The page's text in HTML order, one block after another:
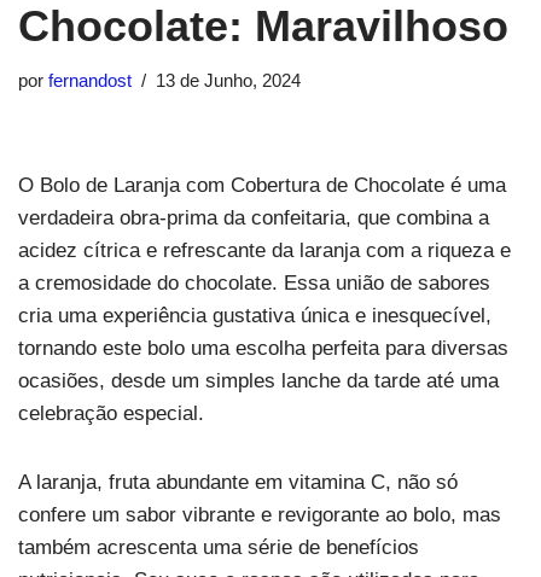
Chocolate: Maravilhoso
por fernandost 13 de Junho, 2024
O Bolo de Laranja com Cobertura de Chocolate é uma
verdadeira obra-prima da confeitaria, que combina a
acidez cítrica e refrescante da laranja com a riqueza e
a cremosidade do chocolate. Essa união de sabores
cria uma experiência gustativa única e inesquecível,
tornando este bolo uma escolha perfeita para diversas
ocasiões, desde um simples lanche da tarde até uma
celebração especial.
A laranja, fruta abundante em vitamina C, não só
confere um sabor vibrante e revigorante ao bolo, mas
também acrescenta uma série de benefícios